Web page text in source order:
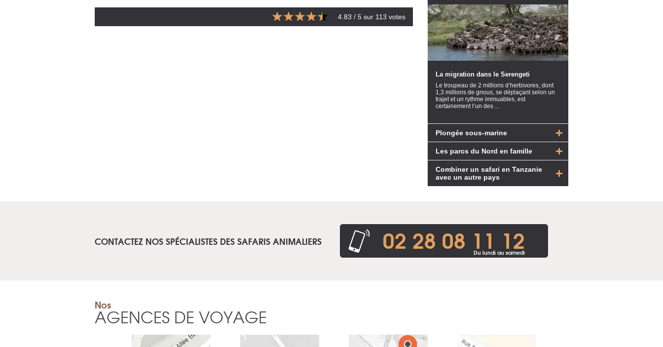
4.83 / 5 sur 113 votes
La migration dans le Serengeti
Le troupeau de 2 millions d’herbivores, dont
1,3 millions de gnous, se déplaçant selon un
trajet et un rythme immuables, est
certainement l’un des ...
Plongée sous-marine
Les parcs du Nord en famille
Combiner un safari en Tanzanie
avec un autre pays
CONTACTEZ NOS SPÉCIALISTES DES SAFARIS ANIMALIERS 02 28 08 11 12
Du lundi au samedi
Nos
AGENCES DE VOYAGE